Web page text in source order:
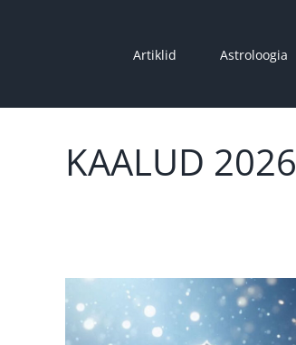
Artiklid Astroloogia
KAALUD 2026